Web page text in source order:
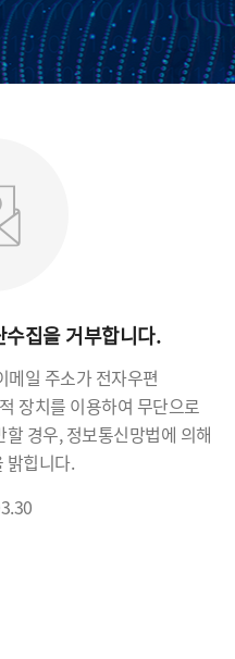
집을 거부합니다.
메일 주소가 전자우편
장치를 이용하여 무단으로
할 경우, 정보통신망법에 의해
밝힙니다.